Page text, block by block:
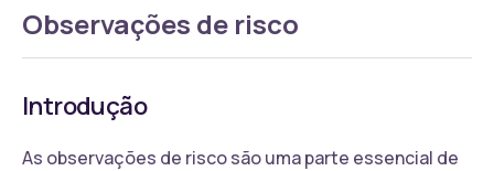
Observações de risco
Introdução
As observações de risco são uma parte essencial de